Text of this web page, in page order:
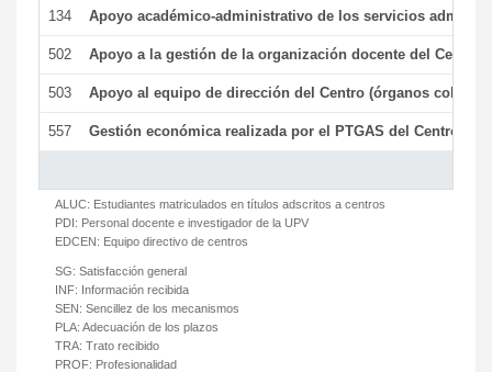
134 Apoyo académico-administrativo de los servicios
502 Apoyo a la gestión de la organización docente del Centro
503 Apoyo al equipo de dirección del Centro (órganos
557 Gestión económica realizada por el PTGAS del Centro
ALUC: Estudiantes matriculados en títulos adscritos a centros
PDI: Personal docente e investigador de la UPV
EDCEN: Equipo directivo de centros
SG: Satisfacción general
INF: Información recibida
SEN: Sencillez de los mecanismos
PLA: Adecuación de los plazos
TRA: Trato recibido
PROF: Profesionalidad